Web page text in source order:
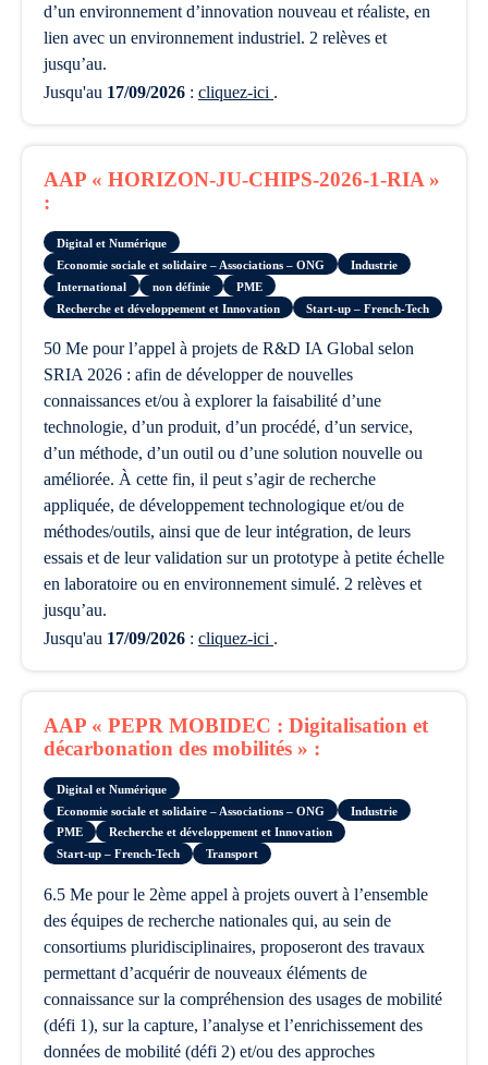
d’un environnement d’innovation nouveau et réaliste, en
lien avec un environnement industriel. 2 relèves et
jusqu’au.
Jusqu'au 17/09/2026 : cliquez-ici .
AAP « HORIZON-JU-CHIPS-2026-1-RIA »
:
Digital et Numérique
Economie sociale et solidaire – Associations – ONG
Industrie
International
non définie
PME
Recherche et développement et Innovation
Start-up – French-Tech
50 Me pour l’appel à projets de R&D IA Global selon
SRIA 2026 : afin de développer de nouvelles
connaissances et/ou à explorer la faisabilité d’une
technologie, d’un produit, d’un procédé, d’un service,
d’un méthode, d’un outil ou d’une solution nouvelle ou
améliorée. À cette fin, il peut s’agir de recherche
appliquée, de développement technologique et/ou de
méthodes/outils, ainsi que de leur intégration, de leurs
essais et de leur validation sur un prototype à petite échelle
en laboratoire ou en environnement simulé. 2 relèves et
jusqu’au.
Jusqu'au 17/09/2026 : cliquez-ici .
AAP « PEPR MOBIDEC : Digitalisation et
décarbonation des mobilités » :
Digital et Numérique
Economie sociale et solidaire – Associations – ONG
Industrie
PME
Recherche et développement et Innovation
Start-up – French-Tech
Transport
6.5 Me pour le 2ème appel à projets ouvert à l’ensemble
des équipes de recherche nationales qui, au sein de
consortiums pluridisciplinaires, proposeront des travaux
permettant d’acquérir de nouveaux éléments de
connaissance sur la compréhension des usages de mobilité
(défi 1), sur la capture, l’analyse et l’enrichissement des
données de mobilité (défi 2) et/ou des approches